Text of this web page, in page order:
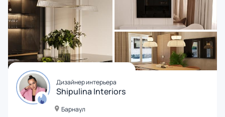
Дизайнер интерьера
Shipulina Interiors
Барнаул